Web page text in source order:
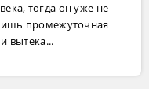
тогда он уже не
промежуточная
вытека...